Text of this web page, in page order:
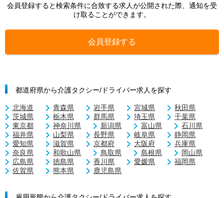
会員登録すると検索条件に合致する求人が公開された際、通知を受
け取ることができます。
会員登録する
都道府県から介護タクシー/ドライバー求人を探す
北海道 青森県 岩手県 宮城県
秋田県
茨城県
栃木県 群馬県 埼玉県
千葉県
東京都
神奈川県 新潟県 富山県
石川県
福井県
山梨県 長野県 岐阜県
静岡県
愛知県
滋賀県 京都府 大阪府
兵庫県
奈良県
和歌山県 鳥取県 島根県
岡山県
広島県
徳島県 香川県 愛媛県
福岡県
佐賀県
熊本県 鹿児島県